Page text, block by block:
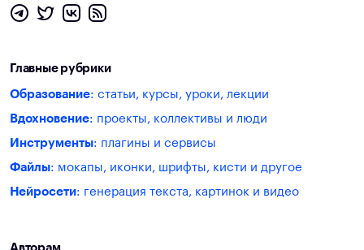
Главные рубрики
Образование: статьи, курсы, уроки, лекции
Вдохновение: проекты, коллективы и люди
Инструменты: плагины и сервисы
Файлы: мокапы, иконки, шрифты, кисти и другое
Нейросети: генерация текста, картинок и видео